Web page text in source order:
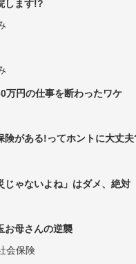
します!?
万円の仕事を断わったワケ
険がある!ってホントに大丈夫
じゃないよね」はダメ、絶対
お母さんの逆襲
会保険